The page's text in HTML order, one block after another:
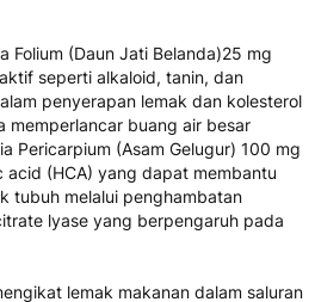
Folium (Daun Jati Belanda)25 mg
seperti alkaloid, tanin, dan
penyerapan lemak dan kolesterol
memperlancar buang air besar
Pericarpium (Asam Gelugur) 100 mg
(HCA) yang dapat membantu
tubuh melalui penghambatan
lyase yang berpengaruh pada
lemak makanan dalam saluran